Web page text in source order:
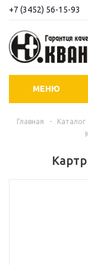
+7 (3452) 56-15-93
МЕНЮ
Главная - Каталог